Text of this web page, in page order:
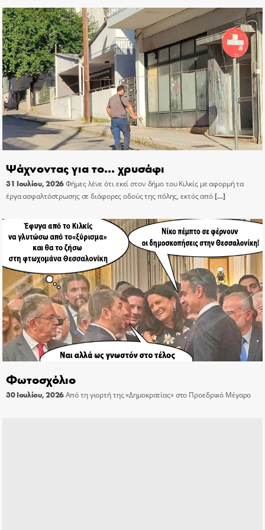
Ψάχνοντας για το… χρυσάφι
31 Ιουλίου, 2026Φήμες λένε ότι εκεί στον δήμο του Κιλκίς με αφορμή τα
έργα ασφαλτόστρωσης σε διάφορες οδούς της πόλης, εκτός από[…]
Φωτοσχόλιο
30 Ιουλίου, 2026Από τη γιορτή της «Δημοκρατίας» στο Προεδρικό Μέγαρο